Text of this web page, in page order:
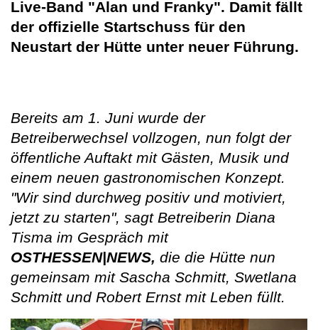
Live-Band "Alan und Franky". Damit fällt
der offizielle Startschuss für den
Neustart der Hütte unter neuer Führung.
Bereits am 1. Juni wurde der
Betreiberwechsel vollzogen, nun folgt der
öffentliche Auftakt mit Gästen, Musik und
einem neuen gastronomischen Konzept.
"Wir sind durchweg positiv und motiviert,
jetzt zu starten", sagt Betreiberin Diana
Tisma im Gespräch mit
OSTHESSEN|NEWS, die die Hütte nun
gemeinsam mit Sascha Schmitt, Swetlana
Schmitt und Robert Ernst mit Leben füllt.